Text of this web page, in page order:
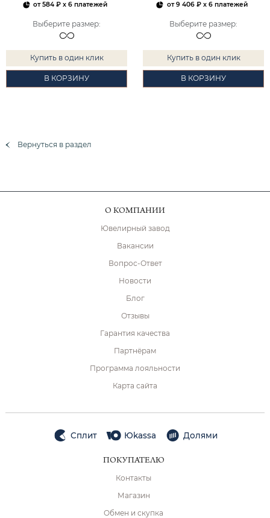
от584 ₽ x 6 платежей
Выберите размер:
Купить в один клик
В КОРЗИНУ
от9 406 ₽x 6 платежей
Выберите размер:
Купить в один клик
В КОРЗИНУ
Вернуться в раздел
О КОМПАНИИ
Ювелирный завод
Вакансии
Вопрос-Ответ
Новости
Блог
Отзывы
Гарантия качества
Партнёрам
Программа лояльности
Карта сайта
Сплит Юkassa Долями
ПОКУПАТЕЛЮ
Контакты
Магазин
Обмен и скупка